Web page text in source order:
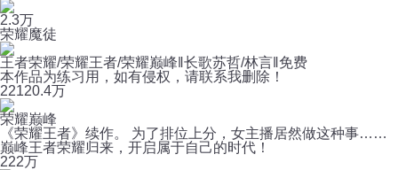
2.3万
荣耀魔徒
王者荣耀/荣耀王者/荣耀巅峰‖长歌苏哲/林言‖免费
本作品为练习用，如有侵权，请联系我删除！
22120.4万
荣耀巅峰
《荣耀王者》续作。 为了排位上分，女主播居然做这种事……
巅峰王者荣耀归来，开启属于自己的时代！
222万